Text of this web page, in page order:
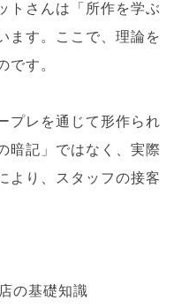
トさんは「所作を学ぶ
ます。ここで、理論を
す。
プレを通じて形作られ
暗記」ではなく、実際
より、スタッフの接客
の基礎知識